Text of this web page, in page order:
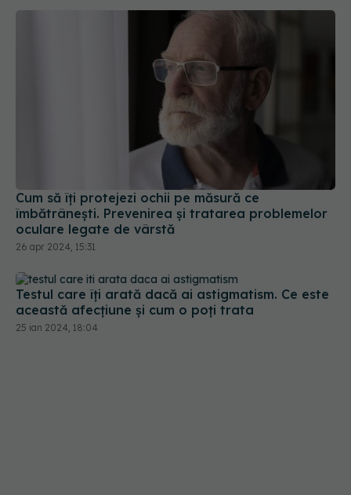
Cum să îți protejezi ochii pe măsură ce
îmbătrânești. Prevenirea și tratarea problemelor
oculare legate de vârstă
26 apr 2024, 15:31
Testul care îți arată dacă ai astigmatism. Ce este
această afecțiune și cum o poți trata
25 ian 2024, 18:04